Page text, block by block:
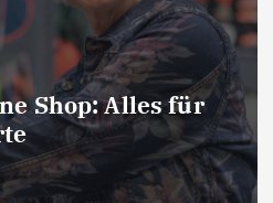
Shop: Alles für